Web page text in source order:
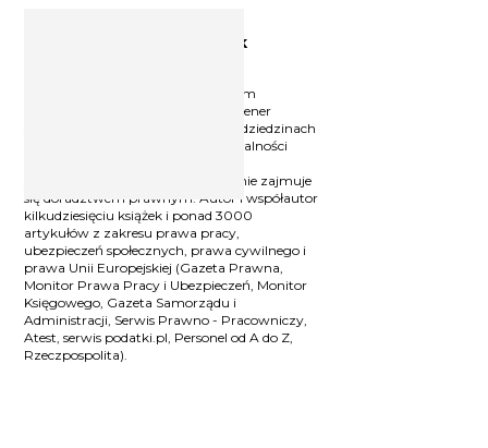
Ekspert prawa pracy Marek
Prawnik i wykładowca z wieloletnim
doświadczeniem. Doświadczony trener
specjalizujący się w prawie pracy i dziedzinach
pokrewnych. W trakcie swojej działalności
szkoleniowych. Na co dzień aktywnie zajmuje
się doradztwem prawnym. Autor i współautor
kilkudziesięciu książek i ponad 3000
artykułów z zakresu prawa pracy,
ubezpieczeń społecznych, prawa cywilnego i
prawa Unii Europejskiej (Gazeta Prawna,
Monitor Prawa Pracy i Ubezpieczeń, Monitor
Księgowego, Gazeta Samorządu i
Administracji, Serwis Prawno - Pracowniczy,
Atest, serwis podatki.pl, Personel od A do Z,
Rzeczpospolita).